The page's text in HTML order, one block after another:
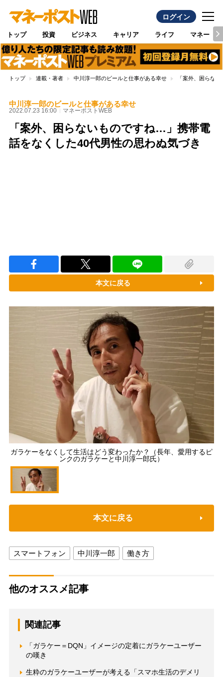
ログイン
トップ 投資 ビジネス キャリア ライフ マネー
トップ 連載・著者 中川淳一郎のビールと仕事がある幸せ 「案外、困らな
中川淳一郎のビールと仕事がある幸せ
2022.07.23 16:00 マネーポストWEB
「案外、困らないものですね…」携帯電
話をなくした40代男性の思わぬ気づき
本文に戻る
ガラケーをなくして生活はどう変わったか？（長年、愛用するピ
ンクのガラケーと中川淳一郎氏）
本文に戻る
スマートフォン 中川淳一郎 働き方
他のオススメ記事
関連記事
「ガラケー＝DQN」イメージの定着にガラケーユーザー
の嘆き
生粋のガラケーユーザーが考える「スマホ生活のデメリ